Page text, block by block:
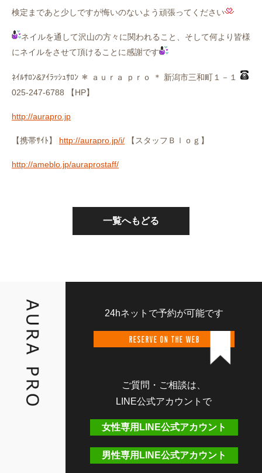
検定まであと少しですが悔いのないよう頑張ってください
ネイルを通して沢山の方々に関われること、そして何より皆様
にネイルをさせて頂けることに感謝です
ﾈｲﾙｻﾛﾝ&ｱｲﾗｯｼｭｻﾛﾝ ＊ ａｕｒａ ｐｒｏ ＊ 新潟市三和町１－１
025-247-6788 【HP】
http://aurapro.jp
【携帯ｻｲﾄ】 http://aurapro.jp/i/ 【スタッフＢｌｏｇ】
http://ameblo.jp/auraprostaff/
一覧へもどる
24hネットで予約が可能です
RESERVE ON THE WEB
ご質問・ご相談は、
LINE公式アカウントで
女性専用LINE公式アカウント
男性専用LINE公式アカウント